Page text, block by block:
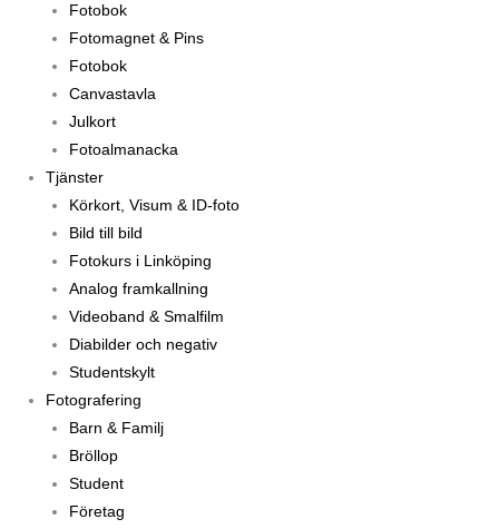
Fotobok
Fotomagnet & Pins
Fotobok
Canvastavla
Julkort
Fotoalmanacka
Tjänster
Körkort, Visum & ID-foto
Bild till bild
Fotokurs i Linköping
Analog framkallning
Videoband & Smalfilm
Diabilder och negativ
Studentskylt
Fotografering
Barn & Familj
Bröllop
Student
Företag